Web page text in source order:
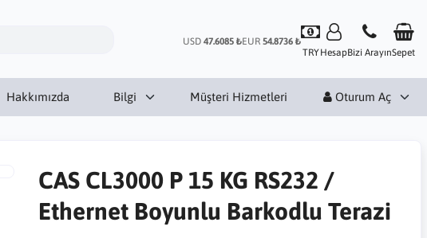
USD 47.6085 ₺EUR 54.8736 ₺
TRYHesapBizi ArayınSepet
Hakkımızda Bilgi Müşteri Hizmetleri Oturum Aç
CAS CL3000 P 15 KG RS232 /
Ethernet Boyunlu Barkodlu Terazi